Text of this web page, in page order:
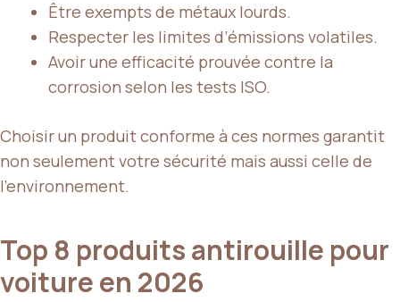
Être exempts de métaux lourds.
Respecter les limites d’émissions volatiles.
Avoir une efficacité prouvée contre la
corrosion selon les tests ISO.
Choisir un produit conforme à ces normes garantit
non seulement votre sécurité mais aussi celle de
l’environnement.
Top 8 produits antirouille pour
voiture en 2026